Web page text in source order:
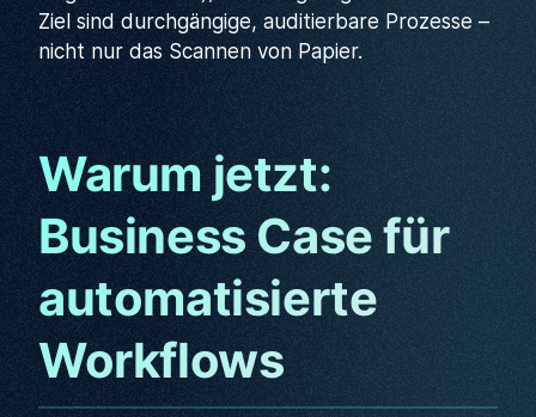
Ziel sind durchgängige, auditierbare Prozesse –
nicht nur das Scannen von Papier.
Warum jetzt:
Business Case für
automatisierte
Workflows